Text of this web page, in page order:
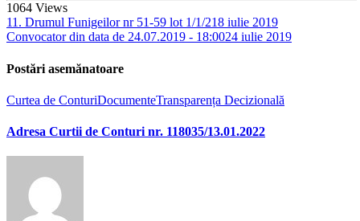
1064 Views
11. Drumul Funigeilor nr 51-59 lot 1/1/218 iulie 2019
Convocator din data de 24.07.2019 - 18:0024 iulie 2019
Postări asemănatoare
Curtea de ConturiDocumenteTransparența Decizională
Adresa Curtii de Conturi nr. 118035/13.01.2022